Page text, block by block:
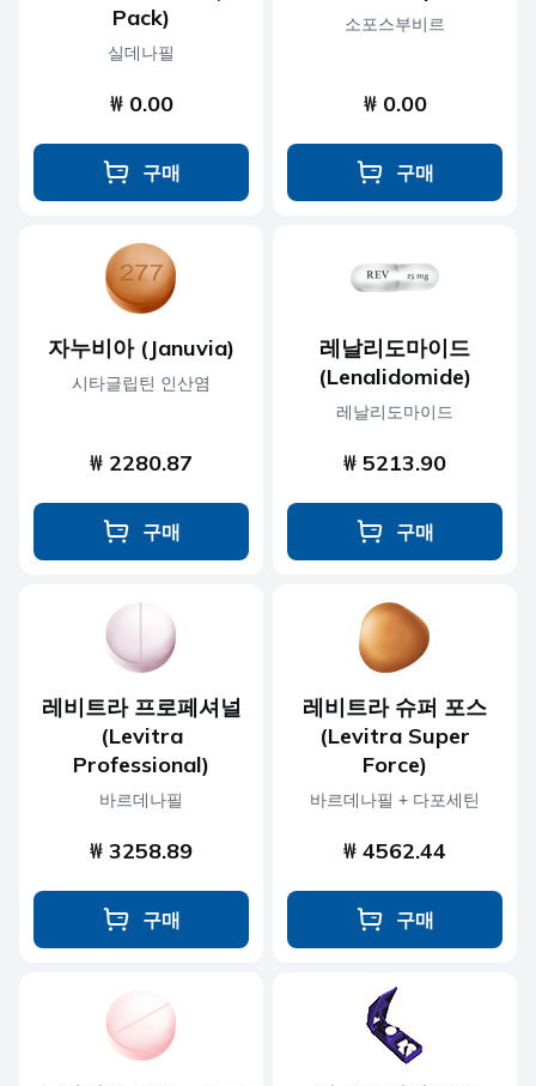
Pack)
실데나필
₩ 0.00
구매
소포스부비르
₩ 0.00
구매
자누비아 (Januvia)
시타글립틴 인산염
₩ 2280.87
구매
레날리도마이드
(Lenalidomide)
레날리도마이드
₩ 5213.90
구매
레비트라 프로페셔널
(Levitra
Professional)
바르데나필
₩ 3258.89
구매
레비트라 슈퍼 포스
(Levitra Super
Force)
바르데나필 + 다포세틴
₩ 4562.44
구매